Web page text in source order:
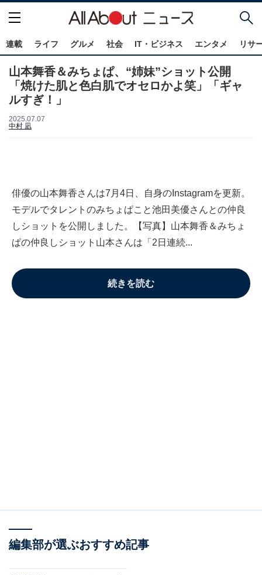
連載 ライフ グルメ 社会 IT・ビジネス エンタメ リサ
山本舞香＆みちょぱ、“姉妹”ショット公開
「焼けた肌と色白肌でオセロかよ笑」「ギャ
ルすぎ！」
2025.07.07
中村 凪
俳優の山本舞香さんは7月4日、自身のInstagramを更新。
モデルでタレントのみちょぱこと池田美優さんとの仲良
しショットを公開しました。【写真】山本舞香＆みちょ
ぱの仲良しショット山本さんは「2日連続...
続きを読む
編集部が選ぶおすすめ記事